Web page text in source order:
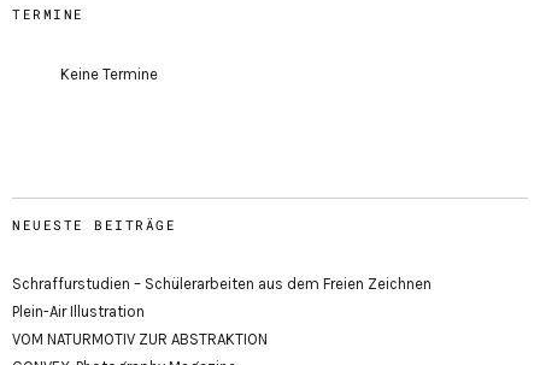
TERMINE
Keine Termine
NEUESTE BEITRÄGE
Schraffurstudien – Schülerarbeiten aus dem Freien Zeichnen
Plein-Air Illustration
VOM NATURMOTIV ZUR ABSTRAKTION